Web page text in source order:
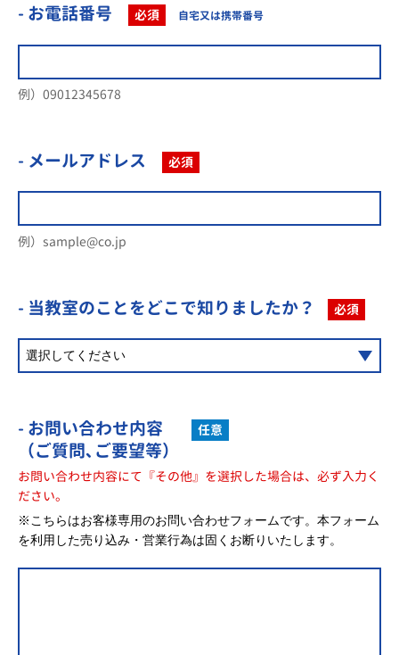
- お電話番号 必須 自宅又は携帯番号
例）09012345678
- メールアドレス 必須
例）sample@co.jp
- 当教室のことをどこで知りましたか？ 必須
- お問い合わせ内容
（ご質問､ご要望等）
任意
お問い合わせ内容にて『その他』を選択した場合は、必ず入力く
ださい。
※こちらはお客様専用のお問い合わせフォームです。本フォーム
を利用した売り込み・営業行為は固くお断りいたします。